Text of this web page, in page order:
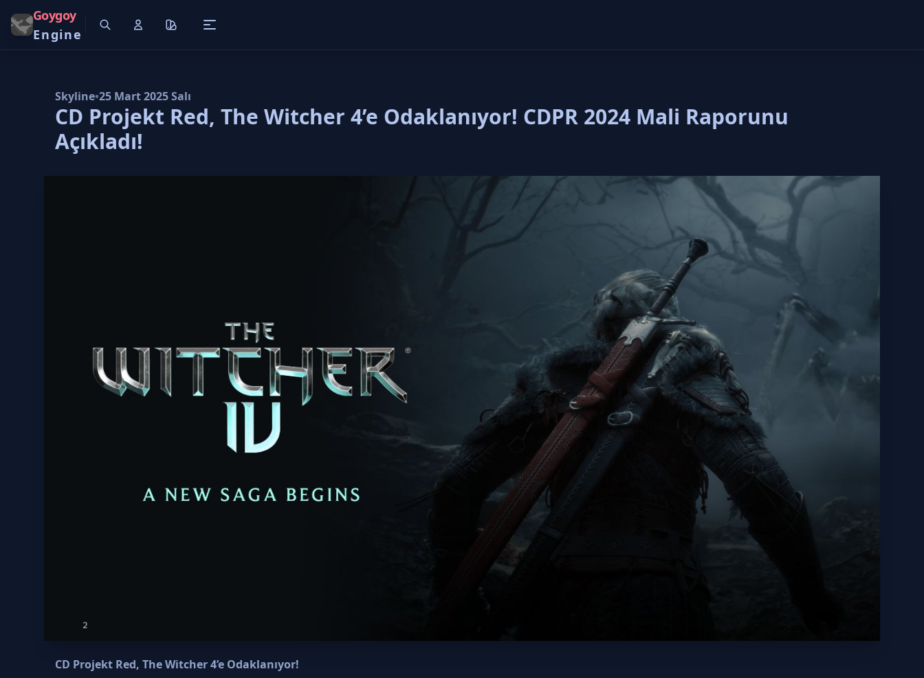
Goygoy
Engine
Skyline•25 Mart 2025 Salı
CD Projekt Red, The Witcher 4’e Odaklanıyor! CDPR 2024 Mali Raporunu
Açıkladı!
CD Projekt Red, The Witcher 4’e Odaklanıyor!